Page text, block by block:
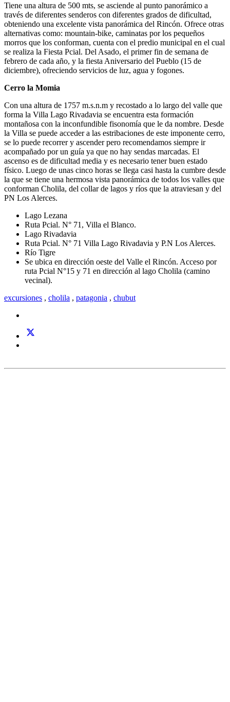
Tiene una altura de 500 mts, se asciende al punto panorámico a
través de diferentes senderos con diferentes grados de dificultad,
obteniendo una excelente vista panorámica del Rincón. Ofrece otras
alternativas como: mountain-bike, caminatas por los pequeños
morros que los conforman, cuenta con el predio municipal en el cual
se realiza la Fiesta Pcial. Del Asado, el primer fin de semana de
febrero de cada año, y la fiesta Aniversario del Pueblo (15 de
diciembre), ofreciendo servicios de luz, agua y fogones.
Cerro la Momia
Con una altura de 1757 m.s.n.m y recostado a lo largo del valle que
forma la Villa Lago Rivadavia se encuentra esta formación
montañosa con la inconfundible fisonomía que le da nombre. Desde
la Villa se puede acceder a las estribaciones de este imponente cerro,
se lo puede recorrer y ascender pero recomendamos siempre ir
acompañado por un guía ya que no hay sendas marcadas. El
ascenso es de dificultad media y es necesario tener buen estado
físico. Luego de unas cinco horas se llega casi hasta la cumbre desde
la que se tiene una hermosa vista panorámica de todos los valles que
conforman Cholila, del collar de lagos y ríos que la atraviesan y del
PN Los Alerces.
Lago Lezana
Ruta Pcial. N° 71, Villa el Blanco.
Lago Rivadavia
Ruta Pcial. N° 71 Villa Lago Rivadavia y P.N Los Alerces.
Río Tigre
Se ubica en dirección oeste del Valle el Rincón. Acceso por
ruta Pcial N°15 y 71 en dirección al lago Cholila (camino
vecinal).
excursiones , cholila , patagonia , chubut